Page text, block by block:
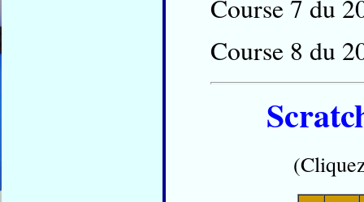
Course 7 du
Course 8 du